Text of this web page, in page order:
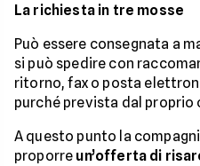
La richiesta in tre mosse
Può essere consegnata a
si può spedire con
ritorno, fax o posta
purché prevista dal
A questo punto la
proporre un’offerta di